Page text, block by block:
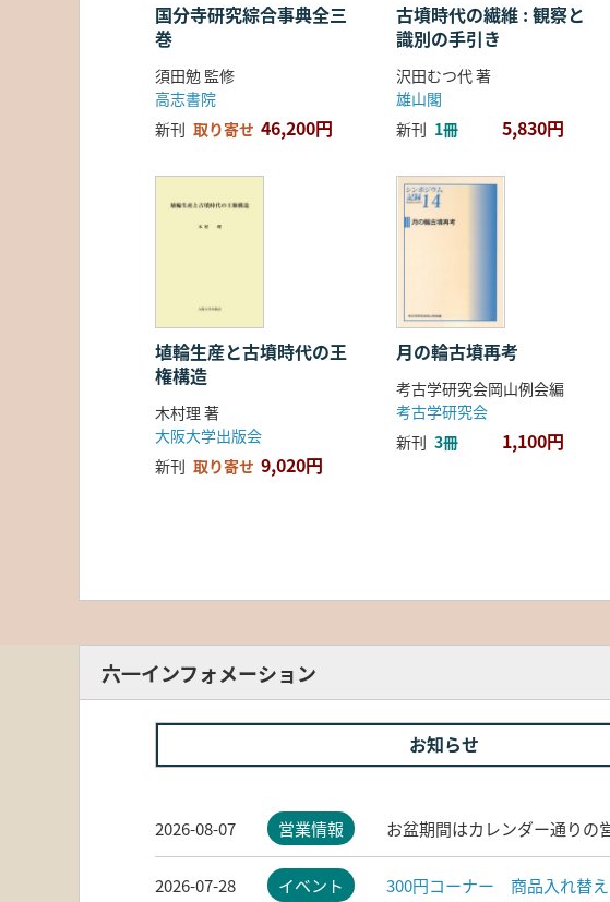
国分寺研究綜合事典全三
巻
須田勉 監修
高志書院
新刊 取り寄せ 46,200円
古墳時代の繊維 : 観察と
識別の手引き
沢田むつ代 著
雄山閣
新刊 1冊 5,830円
埴輪生産と古墳時代の王
権構造
木村理 著
大阪大学出版会
新刊 取り寄せ 9,020円
月の輪古墳再考
考古学研究会岡山例会編
考古学研究会
新刊 3冊 1,100円
六一インフォメーション
お知らせ
2026-08-07 営業情報 お盆期間はカレンダー通りの
2026-07-28 イベント 300円コーナー 商品入れ替え